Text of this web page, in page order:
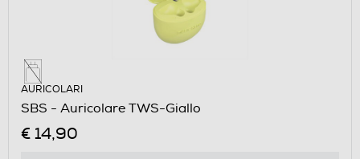
AURICOLARI
SBS - Auricolare TWS-Giallo
€ 14,90